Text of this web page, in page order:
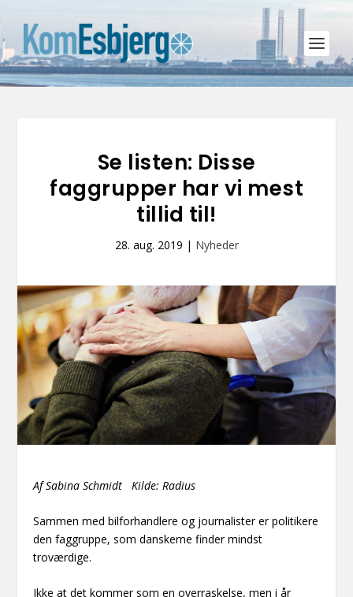
Se listen: Disse
faggrupper har vi mest
tillid til!
28. aug. 2019 | Nyheder
Af Sabina Schmidt Kilde: Radius
Sammen med bilforhandlere og journalister er politikere
den faggruppe, som danskerne finder mindst
troværdige.
Ikke at det kommer som en overraskelse, men i år